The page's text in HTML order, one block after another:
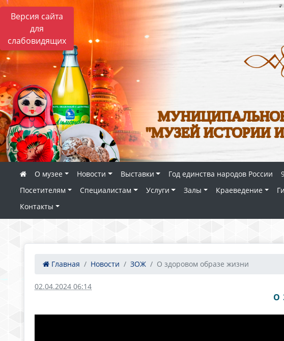
Версия сайта
для
слабовидящих
"МУЗЕЙ ИСТОРИИ
О музее Новости Выставки Год единства народов России
Посетителям
Специалистам Услуги Залы Краеведение
Контакты
Главная Новости ЗОЖ О здоровом образе жизни
02.04.2024 06:14
О